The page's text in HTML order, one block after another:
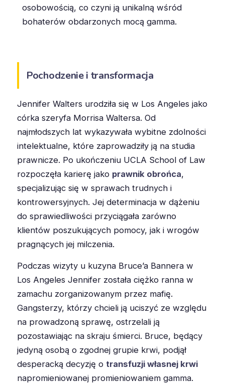
osobowością, co czyni ją unikalną wśród
bohaterów obdarzonych mocą gamma.
Pochodzenie i transformacja
Jennifer Walters urodziła się w Los Angeles jako
córka szeryfa Morrisa Waltersa. Od
najmłodszych lat wykazywała wybitne zdolności
intelektualne, które zaprowadziły ją na studia
prawnicze. Po ukończeniu UCLA School of Law
rozpoczęła karierę jako prawnik obrońca,
specjalizując się w sprawach trudnych i
kontrowersyjnych. Jej determinacja w dążeniu
do sprawiedliwości przyciągała zarówno
klientów poszukujących pomocy, jak i wrogów
pragnących jej milczenia.
Podczas wizyty u kuzyna Bruce’a Bannera w
Los Angeles Jennifer została ciężko ranna w
zamachu zorganizowanym przez mafię.
Gangsterzy, którzy chcieli ją uciszyć ze względu
na prowadzoną sprawę, ostrzelali ją
pozostawiając na skraju śmierci. Bruce, będący
jedyną osobą o zgodnej grupie krwi, podjął
desperacką decyzję o transfuzji własnej krwi
napromieniowanej promieniowaniem gamma.